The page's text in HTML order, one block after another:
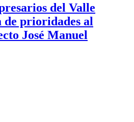
del Valle
de prioridades al
José Manuel